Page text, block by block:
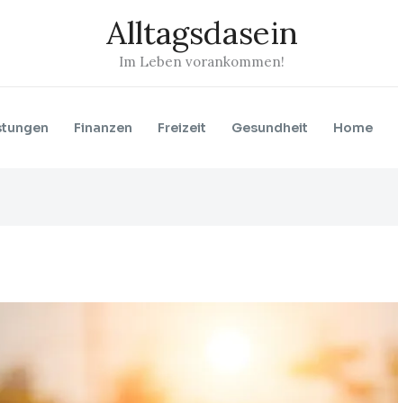
Alltagsdasein
Im Leben vorankommen!
Finanzen Freizeit Gesundheit Home